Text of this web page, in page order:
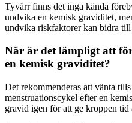
Tyvärr finns det inga kända
undvika en kemisk graviditet,
undvika riskfaktorer kan bidra till
När är det lämpligt att
en kemisk graviditet?
Det rekommenderas att vänta
menstruationscykel efter en
gravid igen för att ge kroppen tid